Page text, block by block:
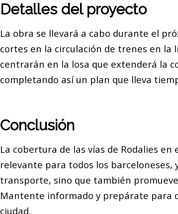
Detalles del proyecto
La obra se llevará a cabo durante el
cortes en la circulación de trenes en la
centrarán en la losa que extenderá la
completando así un plan que lleva
Conclusión
La cobertura de las vías de Rodalies
relevante para todos los barceloneses,
transporte, sino que también
Mantente informado y prepárate para
ciudad.